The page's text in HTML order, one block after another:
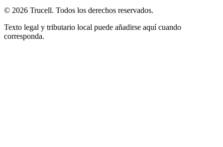
© 2026 Trucell. Todos los derechos reservados.
Texto legal y tributario local puede añadirse aquí cuando
corresponda.